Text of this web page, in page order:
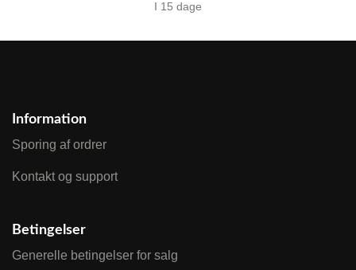
I 15 dage
Information
Sporing af ordrer
Kontakt og support
Betingelser
Generelle betingelser for salg